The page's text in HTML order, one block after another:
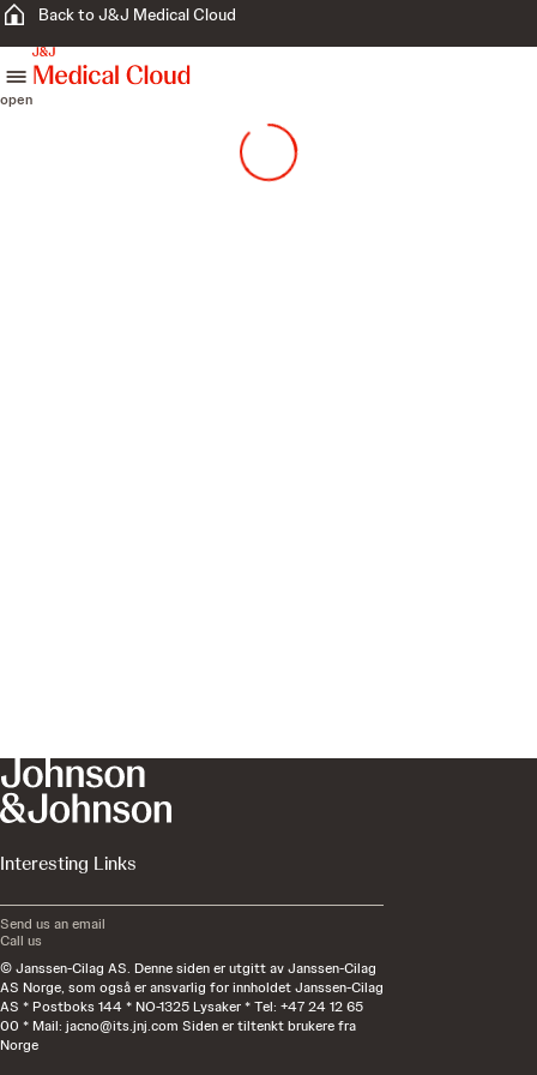
Back to J&J Medical Cloud
open
Interesting Links
Send us an email
Call us
© Janssen-Cilag AS. Denne siden er utgitt av Janssen-Cilag
AS Norge, som også er ansvarlig for innholdet Janssen-Cilag
AS * Postboks 144 * NO-1325 Lysaker * Tel: +47 24 12 65
00 * Mail: jacno@its.jnj.com Siden er tiltenkt brukere fra
Norge